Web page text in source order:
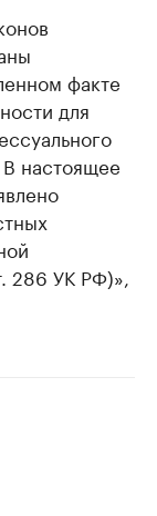
факте
для
настоящее
286 УК РФ)»,